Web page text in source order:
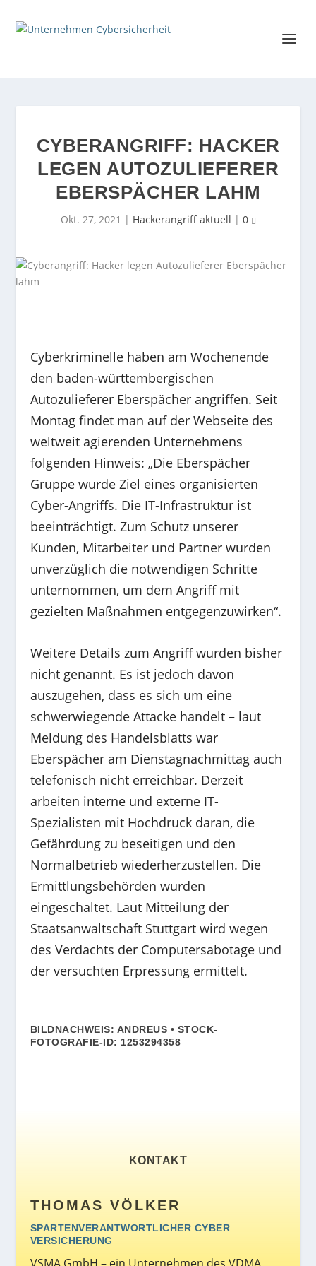
CYBERANGRIFF: HACKER
LEGEN AUTOZULIEFERER
EBERSPÄCHER LAHM
Okt. 27, 2021 | Hackerangriff aktuell | 0
Cyberkriminelle haben am Wochenende
den baden-württembergischen
Autozulieferer Eberspächer angriffen. Seit
Montag findet man auf der Webseite des
weltweit agierenden Unternehmens
folgenden Hinweis: „Die Eberspächer
Gruppe wurde Ziel eines organisierten
Cyber-Angriffs. Die IT-Infrastruktur ist
beeinträchtigt. Zum Schutz unserer
Kunden, Mitarbeiter und Partner wurden
unverzüglich die notwendigen Schritte
unternommen, um dem Angriff mit
gezielten Maßnahmen entgegenzuwirken“.
Weitere Details zum Angriff wurden bisher
nicht genannt. Es ist jedoch davon
auszugehen, dass es sich um eine
schwerwiegende Attacke handelt – laut
Meldung des Handelsblatts war
Eberspächer am Dienstagnachmittag auch
telefonisch nicht erreichbar. Derzeit
arbeiten interne und externe IT-
Spezialisten mit Hochdruck daran, die
Gefährdung zu beseitigen und den
Normalbetrieb wiederherzustellen. Die
Ermittlungsbehörden wurden
eingeschaltet. Laut Mitteilung der
Staatsanwaltschaft Stuttgart wird wegen
des Verdachts der Computersabotage und
der versuchten Erpressung ermittelt.
BILDNACHWEIS: ANDREUS • STOCK-
FOTOGRAFIE-ID: 1253294358
KONTAKT
THOMAS VÖLKER
SPARTENVERANTWORTLICHER CYBER
VERSICHERUNG